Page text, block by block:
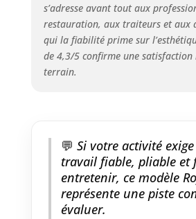
s’adresse avant tout aux
restauration, aux traiteurs et aux
qui la fiabilité prime sur
de 4,3/5 confirme une satisfaction
terrain.
💬 Si votre activité
travail fiable, pliable et
entretenir, ce modèle
représente une piste
évaluer.